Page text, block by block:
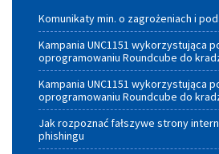
Energii
dla
Gmin
Województwa
Małopolskiego
Komunikaty min. o zagrożeniach i
Kampania UNC1151 wykorzystująca
oprogramowaniu Roundcube do
Kampania UNC1151 wykorzystująca
oprogramowaniu Roundcube do
Jak rozpoznać fałszywe strony
phishingu